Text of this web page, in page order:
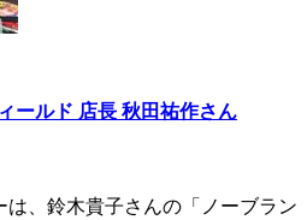
ールド 店長 秋田祐作さん
、鈴木貴子さんの「ノーブラン